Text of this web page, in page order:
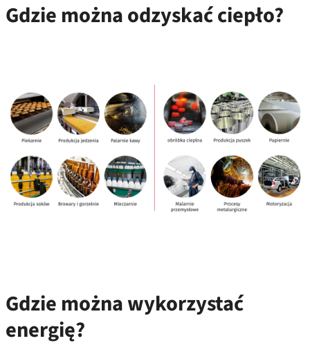
Gdzie można odzyskać ciepło?
Gdzie można wykorzystać
energię?